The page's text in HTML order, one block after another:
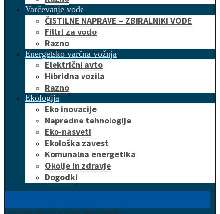
Varčevanje vode
ČISTILNE NAPRAVE – ZBIRALNIKI VODE
Filtri za vodo
Razno
Energetsko varčna vožnja
Električni avto
Hibridna vozila
Razno
Ekologija
Eko inovacije
Napredne tehnologije
Eko-nasveti
Ekološka zavest
Komunalna energetika
Okolje in zdravje
Dogodki